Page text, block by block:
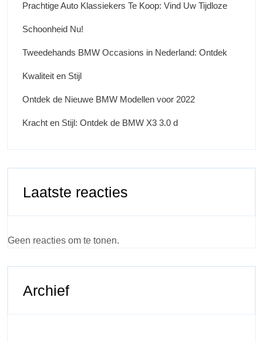
Prachtige Auto Klassiekers Te Koop: Vind Uw Tijdloze
Schoonheid Nu!
Tweedehands BMW Occasions in Nederland: Ontdek
Kwaliteit en Stijl
Ontdek de Nieuwe BMW Modellen voor 2022
Kracht en Stijl: Ontdek de BMW X3 3.0 d
Laatste reacties
Geen reacties om te tonen.
Archief